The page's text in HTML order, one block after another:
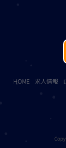
HOME 求人情報